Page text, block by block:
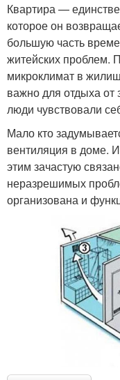
Квартира —
которое он
большую часть
житейских проблем.
микроклимат в
важно для отдыха от
люди чувствовали
Мало кто
вентиляция в доме.
этим зачастую
неразрешимых
организована и